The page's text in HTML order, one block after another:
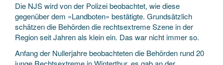
Die NJS wird von der Polizei beobachtet, wie diese
gegenüber dem «Landboten» bestätigte. Grundsätzlich
schätzen die Behörden die rechtsextreme Szene in der
Region seit Jahren als klein ein. Das war nicht immer so.
Anfang der Nullerjahre beobachteten die Behörden rund 20